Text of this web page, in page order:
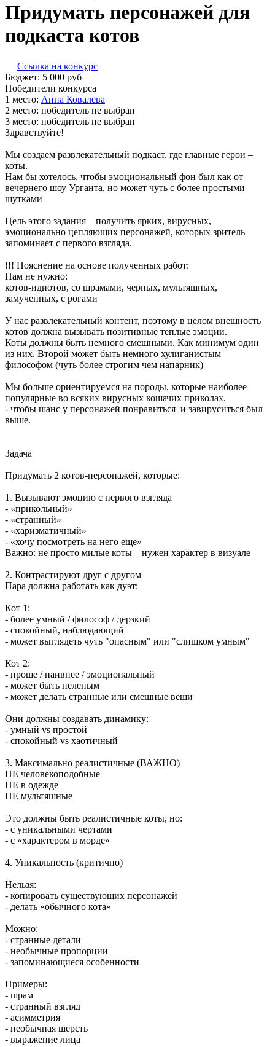
Придумать персонажей для
подкаста котов
Ссылка на конкурс
Бюджет: 5 000 руб
Победители конкурса
1 место: Ан­на Ко­вале­ва
2 место: победитель не выбран
3 место: победитель не выбран
Здравствуйте!
Мы создаем развлекательный подкаст, где главные герои –
коты.
Нам бы хотелось, чтобы эмоциональный фон был как от
вечернего шоу Урганта, но может чуть с более простыми
шутками
Цель этого задания – получить ярких, вирусных,
эмоционально цепляющих персонажей, которых зритель
запоминает с первого взгляда.
!!! Пояснение на основе полученных работ:
Нам не нужно:
котов-идиотов, со шрамами, черных, мультяшных,
замученных, с рогами
У нас развлекательный контент, поэтому в целом внешность
котов должна вызывать позитивные теплые эмоции.
Коты должны быть немного смешными. Как минимум один
из них. Второй может быть немного хулиганистым
философом (чуть более строгим чем напарник)
Мы больше ориентируемся на породы, которые наиболее
популярные во всяких вирусных кошачих приколах.
- чтобы шанс у персонажей понравиться и завируситься был
выше.
Задача
Придумать 2 котов-персонажей, которые:
1. Вызывают эмоцию с первого взгляда
- «прикольный»
- «странный»
- «харизматичный»
- «хочу посмотреть на него еще»
Важно: не просто милые коты – нужен характер в визуале
2. Контрастируют друг с другом
Пара должна работать как дуэт:
Кот 1:
- более умный / философ / дерзкий
- спокойный, наблюдающий
- может выглядеть чуть "опасным" или "слишком умным"
Кот 2:
- проще / наивнее / эмоциональный
- может быть нелепым
- может делать странные или смешные вещи
Они должны создавать динамику:
- умный vs простой
- спокойный vs хаотичный
3. Максимально реалистичные (ВАЖНО)
НЕ человекоподобные
НЕ в одежде
НЕ мультяшные
Это должны быть реалистичные коты, но:
- с уникальными чертами
- с «характером в морде»
4. Уникальность (критично)
Нельзя:
- копировать существующих персонажей
- делать «обычного кота»
Можно:
- странные детали
- необычные пропорции
- запоминающиеся особенности
Примеры:
- шрам
- странный взгляд
- асимметрия
- необычная шерсть
- выражение лица